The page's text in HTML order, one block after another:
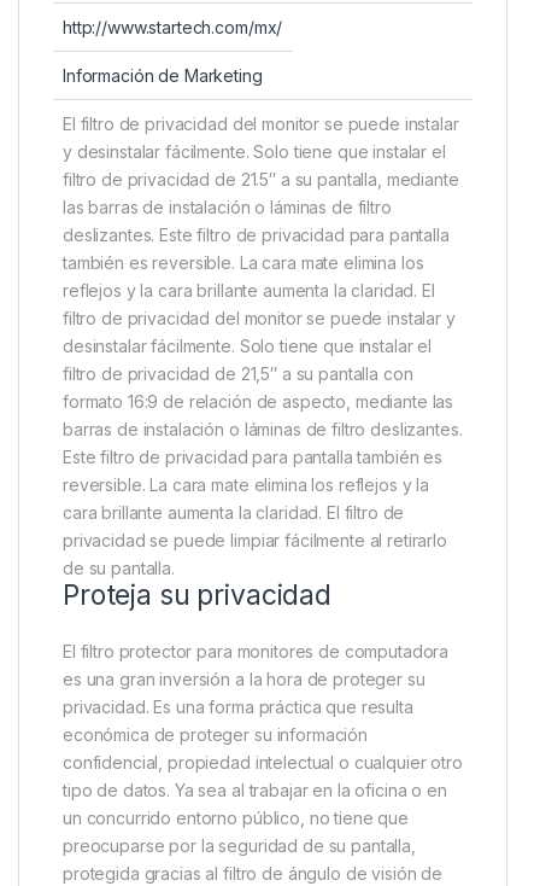
http://www.startech.com/mx/
Información de Marketing
El filtro de privacidad del monitor se puede instalar
y desinstalar fácilmente. Solo tiene que instalar el
filtro de privacidad de 21.5″ a su pantalla, mediante
las barras de instalación o láminas de filtro
deslizantes. Este filtro de privacidad para pantalla
también es reversible. La cara mate elimina los
reflejos y la cara brillante aumenta la claridad. El
filtro de privacidad del monitor se puede instalar y
desinstalar fácilmente. Solo tiene que instalar el
filtro de privacidad de 21,5″ a su pantalla con
formato 16:9 de relación de aspecto, mediante las
barras de instalación o láminas de filtro deslizantes.
Este filtro de privacidad para pantalla también es
reversible. La cara mate elimina los reflejos y la
cara brillante aumenta la claridad. El filtro de
privacidad se puede limpiar fácilmente al retirarlo
de su pantalla.
Proteja su privacidad
El filtro protector para monitores de computadora
es una gran inversión a la hora de proteger su
privacidad. Es una forma práctica que resulta
económica de proteger su información
confidencial, propiedad intelectual o cualquier otro
tipo de datos. Ya sea al trabajar en la oficina o en
un concurrido entorno público, no tiene que
preocuparse por la seguridad de su pantalla,
protegida gracias al filtro de ángulo de visión de